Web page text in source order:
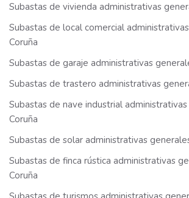
Subastas de vivienda administrativas
Subastas de local comercial
Coruña
Subastas de garaje administrativas
Subastas de trastero administrativas
Subastas de nave industrial
Coruña
Subastas de solar administrativas
Subastas de finca rústica administrativas
Coruña